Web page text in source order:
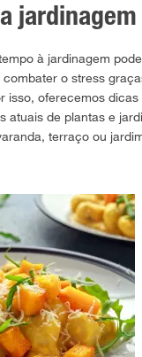
jardinagem
à jardinagem
o stress
isso, oferecemos
atuais de plantas e
terraço ou